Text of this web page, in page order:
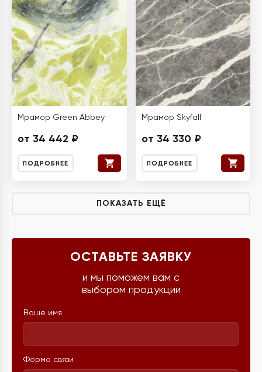
Мрамор Green Abbey
от 34 442 ₽
ПОДРОБНЕЕ
Мрамор Skyfall
от 34 330 ₽
ПОДРОБНЕЕ
ПОКАЗАТЬ ЕЩЁ
ОСТАВЬТЕ ЗАЯВКУ
и мы поможем вам с
выбором продукции
Ваше имя
Форма связи